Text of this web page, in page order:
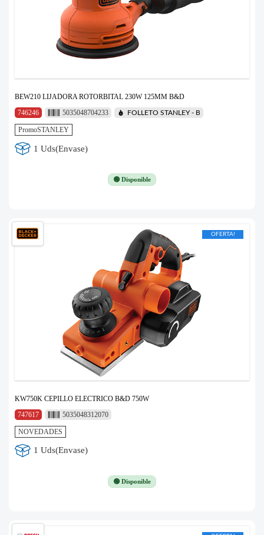
BEW210 LIJADORA ROTORBITAL 230W 125MM B&D
746246
5035048704233 FOLLETO STANLEY - B
PromoSTANLEY
1 Uds(Envase)
🟢 Disponible
OFERTA!
KW750K CEPILLO ELECTRICO B&D 750W
747617
5035048312070
NOVEDADES
1 Uds(Envase)
🟢 Disponible